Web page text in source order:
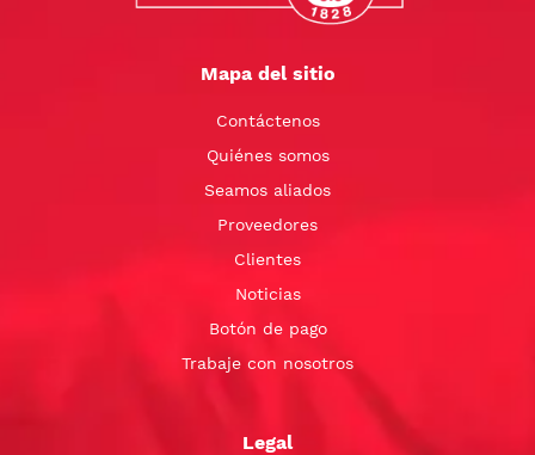
Mapa del sitio
Contáctenos
Quiénes somos
Seamos aliados
Proveedores
Clientes
Noticias
Botón de pago
Trabaje con nosotros
Legal